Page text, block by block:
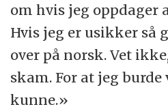
om hvis jeg oppdager
Hvis jeg er usikker så
over på norsk. Vet
skam. For at jeg burde
kunne.»